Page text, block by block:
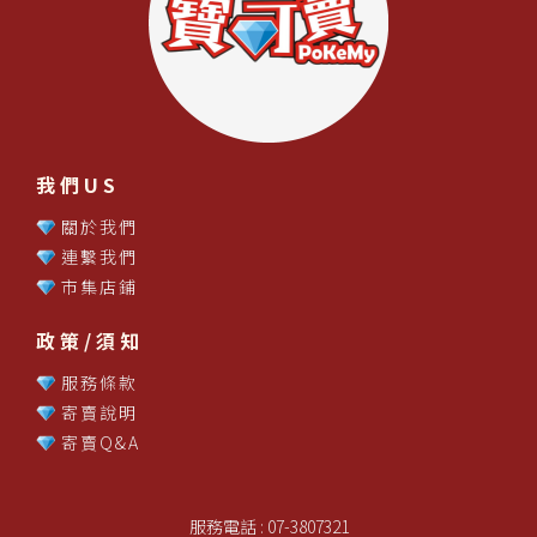
我們US
關於我們
連繫我們
市集店鋪
政策/須知
服務條款
寄賣說明
寄賣Q&A
服務電話 : 07-3807321